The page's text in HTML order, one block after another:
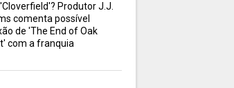
Produtor J.J.
comenta possível
de 'The End of Oak
com a franquia